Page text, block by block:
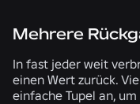
Mehrere
In fast jeder weit
einen Wert zurück.
einfache Tupel an,